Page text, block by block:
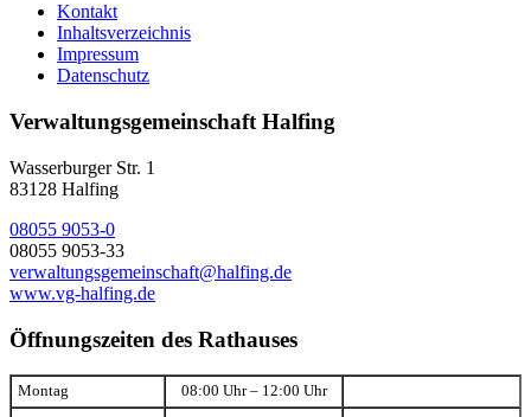
Kontakt
Inhaltsverzeichnis
Impressum
Datenschutz
Verwaltungsgemeinschaft Halfing
Wasserburger Str. 1
83128 Halfing
08055 9053-0
08055 9053-33
verwaltungsgemeinschaft@halfing.de
www.vg-halfing.de
Öffnungszeiten des Rathauses
Montag 08:00 Uhr – 12:00 Uhr